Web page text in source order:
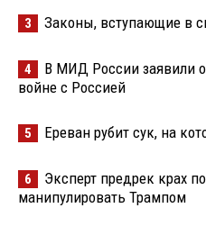
3 Законы, вступающие в
4
В МИД России заявили
войне с Россией
5 Ереван рубит сук, на
6
Эксперт предрек крах
манипулировать Трампом